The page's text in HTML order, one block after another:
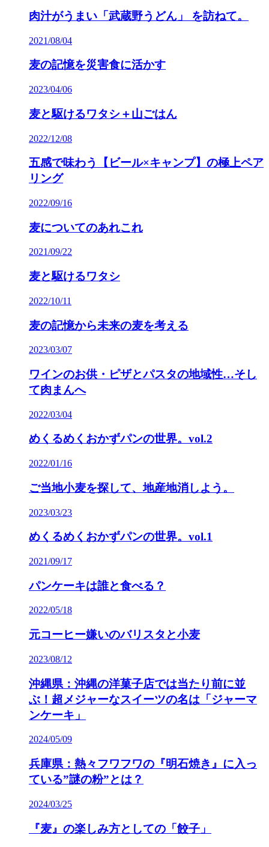
肉汁がうまい「武蔵野うどん」 を訪ねて。
2021/08/04
麦の記憶を災害食に活かす
2023/04/06
麦と駆けるワタシ＋山ごはん
2022/12/08
五感で味わう【ビール×キャンプ】の極上ペア
リング
2022/09/16
麦についてのあれこれ
2021/09/22
麦と駆けるワタシ
2022/10/11
麦の記憶から未来の麦を考える
2023/03/07
ワインのお供・ピザとパスタの地域性…そし
て肉まんへ
2022/03/04
めくるめくおかずパンの世界。vol.2
2022/01/16
ご当地小麦を探して、地産地消しよう。
2023/03/23
めくるめくおかずパンの世界。vol.1
2021/09/17
パンケーキは誰と食べる？
2022/05/18
元コーヒー嫌いのバリスタと小麦
2023/08/12
沖縄県：沖縄の洋菓子店では当たり前に並
ぶ！超メジャーなスイーツの名は「ジャーマ
ンケーキ」
2024/05/09
兵庫県：熱々フワフワの『明石焼き』に入っ
ている”謎の粉”とは？
2024/03/25
『麦』の楽しみ方としての「餃子」